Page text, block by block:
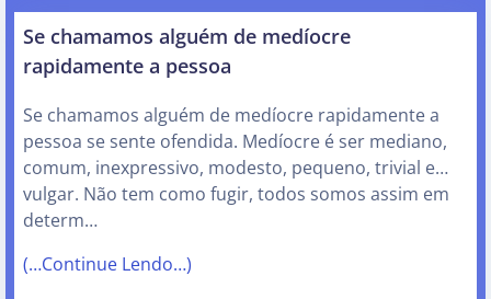
Se chamamos alguém de medíocre
rapidamente a pessoa
Se chamamos alguém de medíocre rapidamente a
pessoa se sente ofendida. Medíocre é ser mediano,
comum, inexpressivo, modesto, pequeno, trivial e…
vulgar. Não tem como fugir, todos somos assim em
determ…
(…Continue Lendo…)